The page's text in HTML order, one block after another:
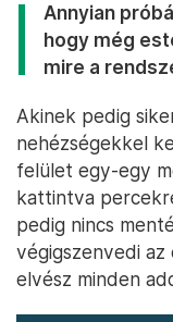
Annyian
hogy még
mire a
Akinek pedig
nehézségekkel
felület egy-egy
kattintva
pedig nincs
végigszenvedi
elvész minden